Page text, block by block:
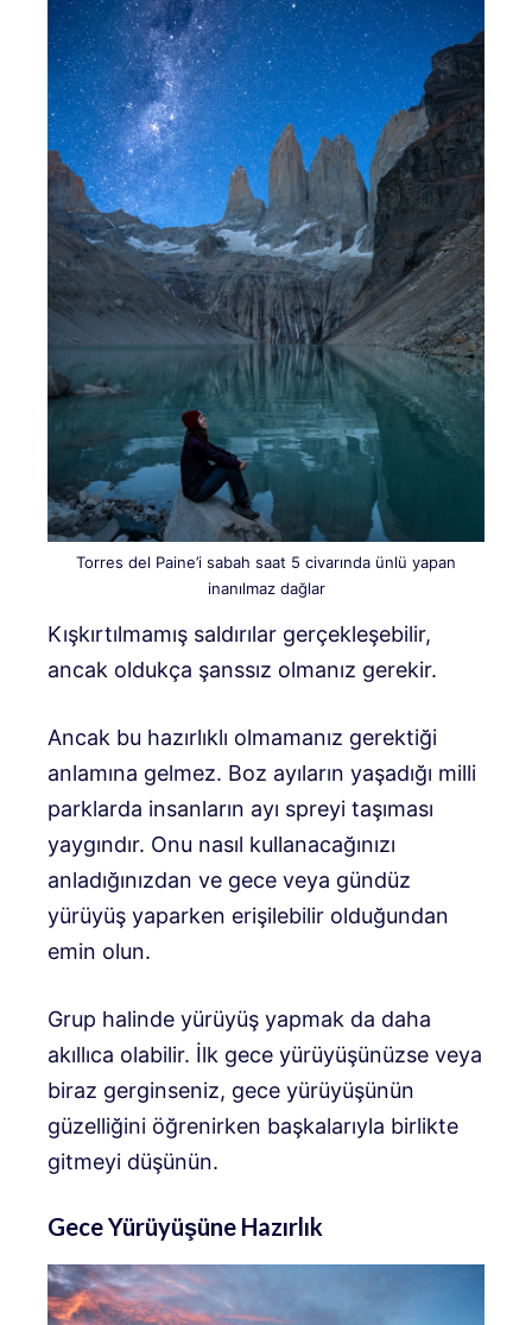
Torres del Paine’i sabah saat 5 civarında ünlü yapan
inanılmaz dağlar
Kışkırtılmamış saldırılar gerçekleşebilir,
ancak oldukça şanssız olmanız gerekir.
Ancak bu hazırlıklı olmamanız gerektiği
anlamına gelmez. Boz ayıların yaşadığı milli
parklarda insanların ayı spreyi taşıması
yaygındır. Onu nasıl kullanacağınızı
anladığınızdan ve gece veya gündüz
yürüyüş yaparken erişilebilir olduğundan
emin olun.
Grup halinde yürüyüş yapmak da daha
akıllıca olabilir. İlk gece yürüyüşünüzse veya
biraz gerginseniz, gece yürüyüşünün
güzelliğini öğrenirken başkalarıyla birlikte
gitmeyi düşünün.
Gece Yürüyüşüne Hazırlık